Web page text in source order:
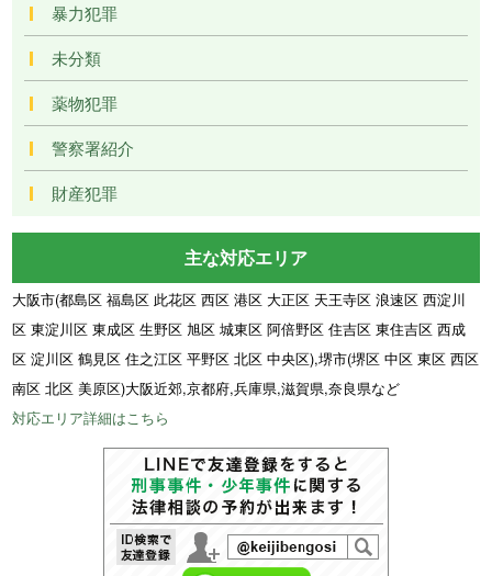
暴力犯罪
未分類
薬物犯罪
警察署紹介
財産犯罪
主な対応エリア
大阪市(都島区 福島区 此花区 西区 港区 大正区 天王寺区 浪速区 西淀川
区 東淀川区 東成区 生野区 旭区 城東区 阿倍野区 住吉区 東住吉区 西成
区 淀川区 鶴見区 住之江区 平野区 北区 中央区),堺市(堺区 中区 東区 西区
南区 北区 美原区)大阪近郊,京都府,兵庫県,滋賀県,奈良県など
対応エリア詳細はこちら